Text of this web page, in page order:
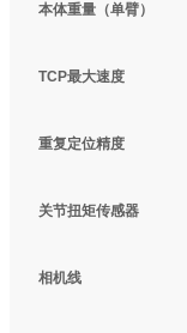
本体重量（单臂）
TCP最大速度
重复定位精度
关节扭矩传感器
相机线